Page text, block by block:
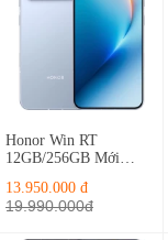
Honor Win RT
12GB/256GB Mới
13.950.000 đ
19.990.000đ